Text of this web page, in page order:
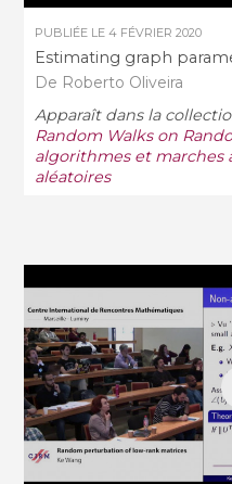
PUBLIÉE LE4 FÉVRIER 2020
Estimating graph
De Roberto Oliveira
Apparaît dans la
Random Walks on
algorithmes et marches
aléatoires